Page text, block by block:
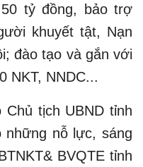
tỷ đồng, bảo trợ
khuyết tật, Nạn
đào tạo và gắn với
NKT, NNDC...
tịch UBND tỉnh
những nỗ lực, sáng
BVQTE tỉnh